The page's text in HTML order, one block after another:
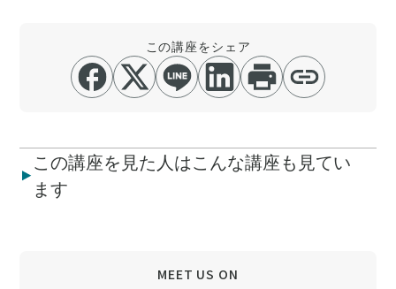
この講座をシェア
この講座を見た人はこんな講座も見てい
ます
MEET US ON